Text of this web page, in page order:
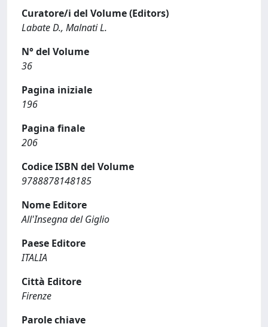
Curatore/i del Volume (Editors)
Labate D., Malnati L.
N° del Volume
36
Pagina iniziale
196
Pagina finale
206
Codice ISBN del Volume
9788878148185
Nome Editore
All'Insegna del Giglio
Paese Editore
ITALIA
Città Editore
Firenze
Parole chiave